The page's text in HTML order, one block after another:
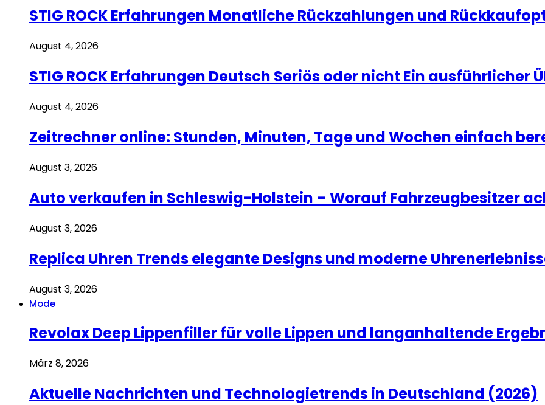
STIG ROCK Erfahrungen Monatliche Rückzahlungen und
August 4, 2026
STIG ROCK Erfahrungen Deutsch Seriös oder nicht Ein ausführlicher
August 4, 2026
Zeitrechner online: Stunden, Minuten, Tage und Wochen einfach
August 3, 2026
Auto verkaufen in Schleswig-Holstein – Worauf Fahrzeugbesitzer
August 3, 2026
Replica Uhren Trends elegante Designs und moderne
August 3, 2026
Mode
Revolax Deep Lippenfiller für volle Lippen und langanhaltende
März 8, 2026
Aktuelle Nachrichten und Technologietrends in Deutschland (2026)